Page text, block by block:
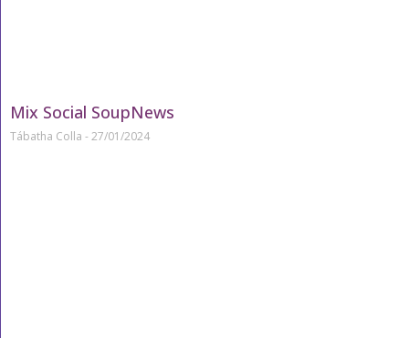
Mix Social SoupNews
Tábatha Colla 27/01/2024